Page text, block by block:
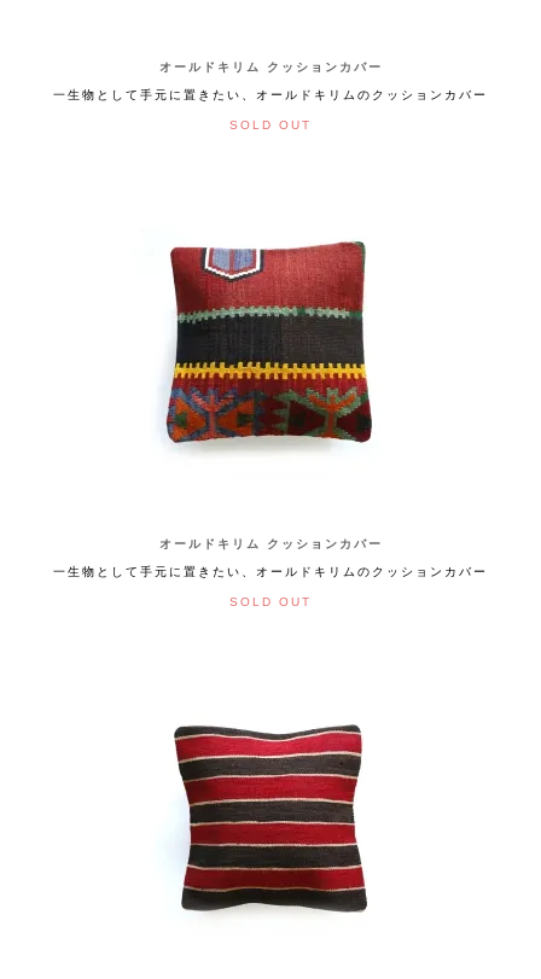
オールドキリム クッションカバー
一生物として手元に置きたい、オールドキリムのクッションカバー
SOLD OUT
オールドキリム クッションカバー
一生物として手元に置きたい、オールドキリムのクッションカバー
SOLD OUT